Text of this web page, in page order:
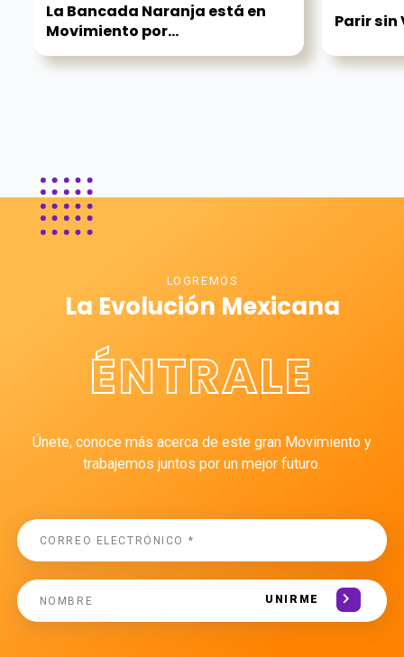
La Bancada Naranja está en
Movimiento por...
Parir sin
LOGREMOS
La Evolución Mexicana
ÉNTRALE
Únete, conoce más acerca de este gran Movimiento y
trabajemos juntos por un mejor futuro.
UNIRME